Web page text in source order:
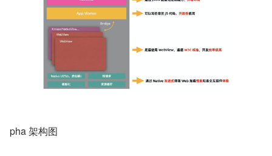
pha 架构图